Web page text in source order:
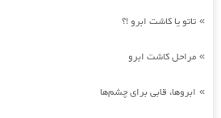
» تاتو یا کاشت ابرو !؟
» مراحل کاشت ابرو
» ابروها، قابی برای چشم‌ها